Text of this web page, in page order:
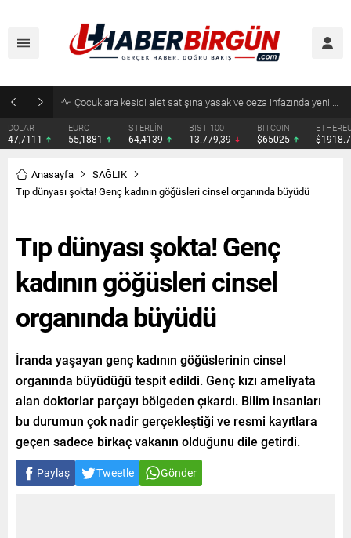
Çocuklara kesici alet satışına yasak ve ceza infazında yeni dönem
DOLAR
47,7111
EURO
55,1881
STERLİN
64,4139
BIST 100
13.779,39
BITCOIN
$65025
Anasayfa
SAĞLIK
Tıp dünyası şokta! Genç kadının göğüsleri cinsel organında büyüdü
Tıp dünyası şokta! Genç
kadının göğüsleri cinsel
organında büyüdü
İranda yaşayan genç kadının göğüslerinin cinsel
organında büyüdüğü tespit edildi. Genç kızı ameliyata
alan doktorlar parçayı bölgeden çıkardı. Bilim insanları
bu durumun çok nadir gerçekleştiği ve resmi kayıtlara
geçen sadece birkaç vakanın olduğunu dile getirdi.
Paylaş Tweetle Gönder